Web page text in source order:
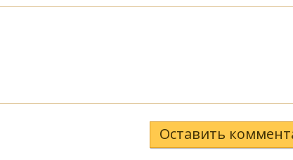
Оставить